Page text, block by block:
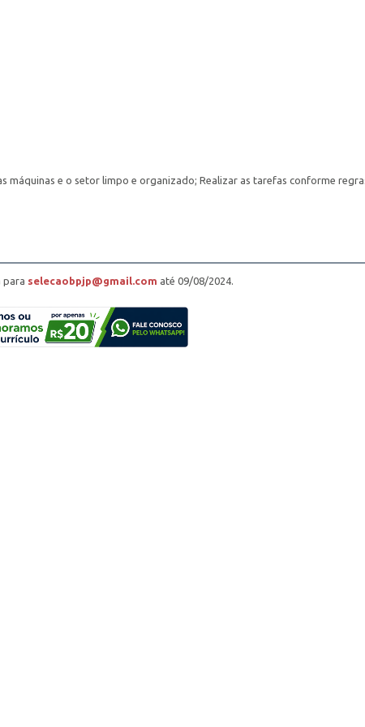
máquinas e o setor limpo e organizado; Realizar as tarefas conforme
para selecaobpjp@gmail.com até 09/08/2024.